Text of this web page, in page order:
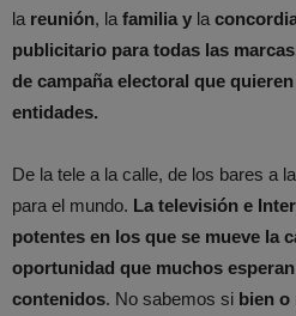
la reunión, la familia y la
publicitario para todas las
de campaña electoral que
entidades.
De la tele a la calle, de los bares a
para el mundo. La televisión e
potentes en los que se mueve la
oportunidad que muchos
contenidos. No sabemos si bien o